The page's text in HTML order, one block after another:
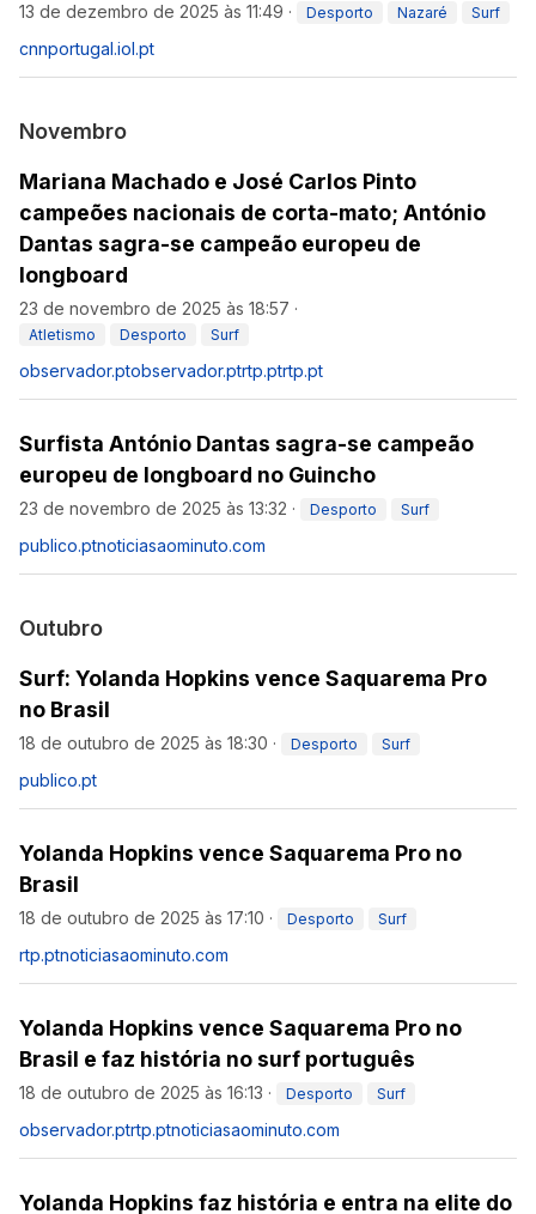
13 de dezembro de 2025 às 11:49 · Desporto Nazaré Surf
cnnportugal.iol.pt
Novembro
Mariana Machado e José Carlos Pinto
campeões nacionais de corta-mato; António
Dantas sagra-se campeão europeu de
longboard
23 de novembro de 2025 às 18:57 ·
Atletismo Desporto Surf
observador.ptobservador.ptrtp.ptrtp.pt
Surfista António Dantas sagra-se campeão
europeu de longboard no Guincho
23 de novembro de 2025 às 13:32 · Desporto Surf
publico.ptnoticiasaominuto.com
Outubro
Surf: Yolanda Hopkins vence Saquarema Pro
no Brasil
18 de outubro de 2025 às 18:30 · Desporto Surf
publico.pt
Yolanda Hopkins vence Saquarema Pro no
Brasil
18 de outubro de 2025 às 17:10 · Desporto Surf
rtp.ptnoticiasaominuto.com
Yolanda Hopkins vence Saquarema Pro no
Brasil e faz história no surf português
18 de outubro de 2025 às 16:13 · Desporto Surf
observador.ptrtp.ptnoticiasaominuto.com
Yolanda Hopkins faz história e entra na elite do